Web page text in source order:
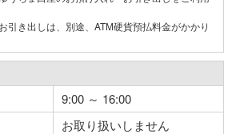
引き出しは、別途、ATM硬貨預払料金がかかり
9:00 ～ 16:00
お取り扱いしません